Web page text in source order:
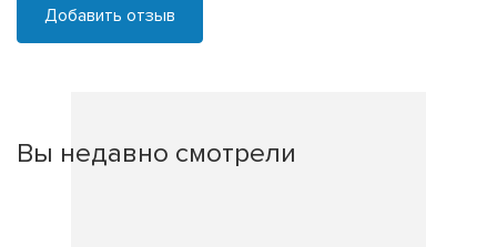
Добавить отзыв
Вы недавно смотрели